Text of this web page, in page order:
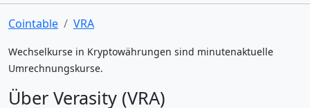
Cointable VRA
Wechselkurse in Kryptowährungen sind minutenaktuelle
Umrechnungskurse.
Über Verasity (VRA)